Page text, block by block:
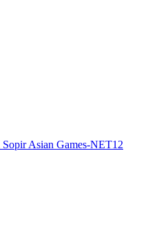
Asian Games-NET12